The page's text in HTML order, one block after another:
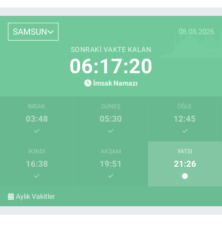
SAMSUN 08.08.2026
SONRAKI VAKTE KALAN
06:17:19
İmsak Namazı
İMSAK
03:48
GÜNEŞ
05:30
ÖĞLE
12:45
İKINDI
16:38
AKŞAM
19:51
YATSI
21:26
Aylık Vakitler